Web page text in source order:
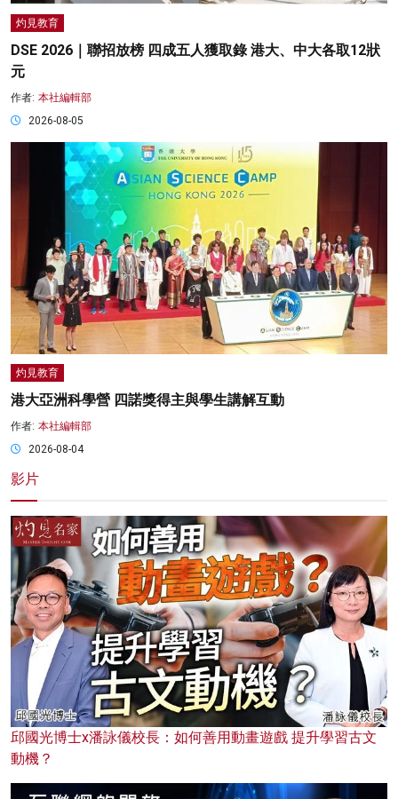
灼見教育
DSE 2026｜聯招放榜 四成五人獲取錄 港大、中大各取12狀
元
作者: 本社編輯部
2026-08-05
灼見教育
港大亞洲科學營 四諾獎得主與學生講解互動
作者: 本社編輯部
2026-08-04
影片
邱國光博士x潘詠儀校長：如何善用動畫遊戲 提升學習古文
動機？